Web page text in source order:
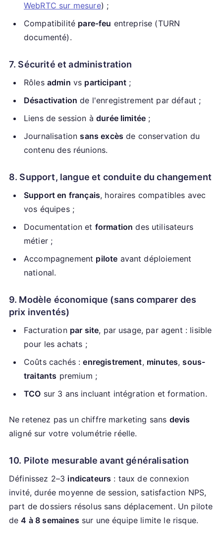
WebRTC sur mesure) ;
Compatibilité pare-feu entreprise (TURN
documenté).
7. Sécurité et administration
Rôles admin vs participant ;
Désactivation de l'enregistrement par défaut ;
Liens de session àdurée limitée ;
Journalisationsans excès de conservation du
contenu des réunions.
8. Support, langue et conduite du changement
Support en français, horaires compatibles avec
vos équipes ;
Documentation et formation des utilisateurs
métier ;
Accompagnement pilote avant déploiement
national.
9. Modèle économique (sans comparer des
prix inventés)
Facturation par site, par usage, par agent : lisible
pour les achats ;
Coûts cachés :enregistrement, minutes,sous-
traitants premium ;
TCO sur 3 ans incluant intégration et formation.
Ne retenez pas un chiffre marketing sans devis
aligné sur votre volumétrie réelle.
10. Pilote mesurable avant généralisation
Définissez 2–3 indicateurs : taux de connexion
invité, durée moyenne de session, satisfaction NPS,
part de dossiers résolus sans déplacement. Un pilote
de4 à 8 semaines sur une équipe limite le risque.